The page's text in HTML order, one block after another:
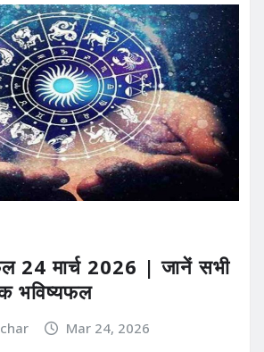
24 मार्च 2026 | जानें सभी
भविष्यफल
Mar 24, 2026